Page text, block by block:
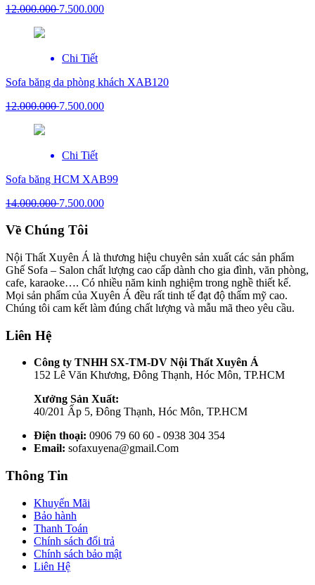
12.000.0007.500.000
Chi Tiết
Sofa băng da phòng khách XAB120
12.000.0007.500.000
Chi Tiết
Sofa băng HCM XAB99
14.000.0007.500.000
Về Chúng Tôi
Nội Thất Xuyên Á là thương hiệu chuyên sản xuất các sản phẩm
Ghế Sofa – Salon chất lượng cao cấp dành cho gia đình, văn phòng,
cafe, karaoke…. Có nhiều năm kinh nghiệm trong nghề thiết kế.
Mọi sản phẩm của Xuyên Á đều rất tinh tế đạt độ thẩm mỹ cao.
Chúng tôi cam kết làm đúng chất lượng và mẫu mã theo yêu cầu.
Liên Hệ
Công ty TNHH SX-TM-DV Nội Thất Xuyên Á
152 Lê Văn Khương, Đông Thạnh, Hóc Môn, TP.HCM
Xưởng Sản Xuất:
40/201 Ấp 5, Đông Thạnh, Hóc Môn, TP.HCM
Điện thoại: 0906 79 60 60 - 0938 304 354
Email: sofaxuyena@gmail.Com
Thông Tin
Khuyến Mãi
Bảo hành
Thanh Toán
Chính sách đổi trả
Chính sách bảo mật
Liên Hệ